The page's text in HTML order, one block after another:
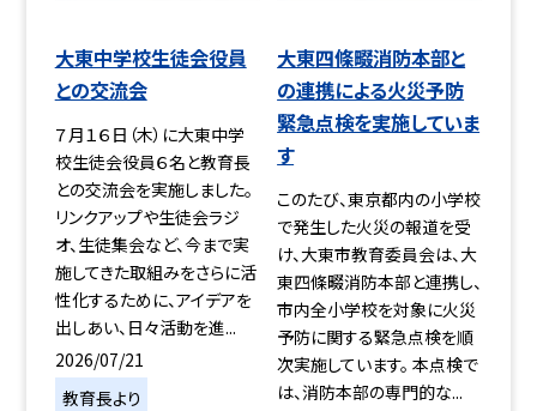
大東中学校生徒会役員
との交流会
７月１６日（木）に大東中学
校生徒会役員６名と教育長
との交流会を実施しました。
リンクアップや生徒会ラジ
オ、生徒集会など、今まで実
施してきた取組みをさらに活
性化するために、アイデアを
出しあい、日々活動を進...
2026/07/21
教育長より
大東四條畷消防本部と
の連携による火災予防
緊急点検を実施していま
す
このたび、東京都内の小学校
で発生した火災の報道を受
け、大東市教育委員会は、大
東四條畷消防本部と連携し、
市内全小学校を対象に火災
予防に関する緊急点検を順
次実施しています。 本点検で
は、消防本部の専門的な...